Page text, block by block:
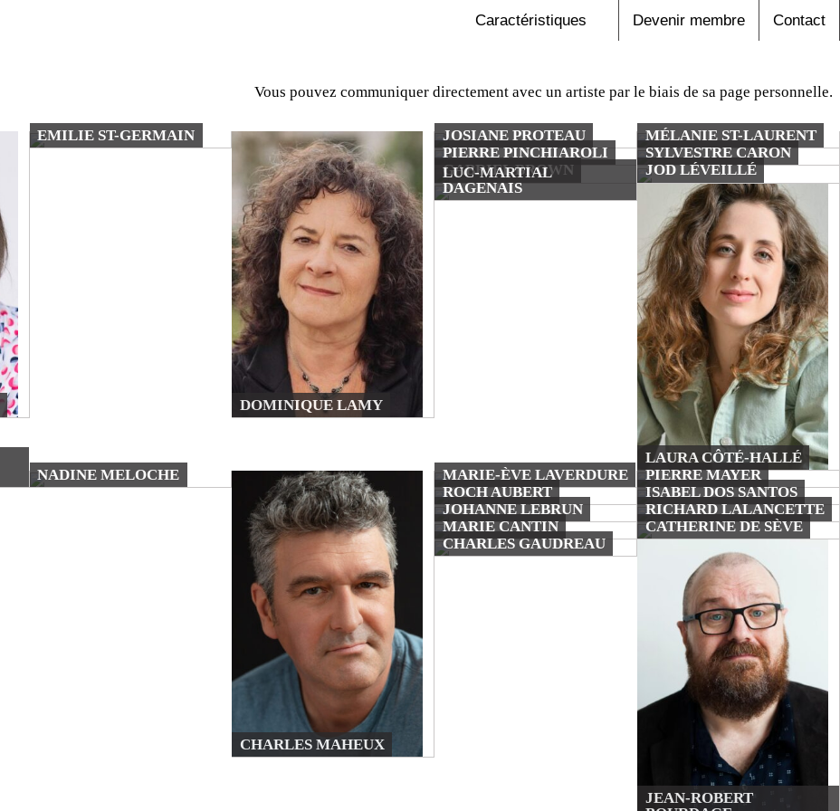
Devenir membre Contact
Caractéristiques
Vous pouvez communiquer directement avec un artiste par le biais de sa page personnelle.
EMILIE ST-GERMAIN
DOMINIQUE LAMY
JOSIANE PROTEAU
MÉLANIE ST-LAURENT
PIERRE PINCHIAROLI
SYLVESTRE CARON
GABRIEL BROWN
JOD LÉVEILLÉ
LUC-MARTIAL
DAGENAIS
LAURA CÔTÉ-HALLÉ
NADINE MELOCHE
CHARLES MAHEUX
MARIE-ÈVE LAVERDURE
PIERRE MAYER
ROCH AUBERT
ISABEL DOS SANTOS
JOHANNE LEBRUN
RICHARD LALANCETTE
MARIE CANTIN
CATHERINE DE SÈVE
CHARLES GAUDREAU
JEAN-ROBERT